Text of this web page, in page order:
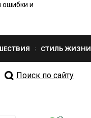
ошибки и
СТИЛЬ ЖИЗНИ
Поиск по сайту